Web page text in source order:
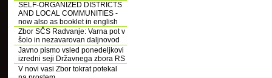
SELF-ORGANIZED DISTRICTS
AND LOCAL COMMUNITIES -
now also as booklet in english
Zbor SČS Radvanje: Varna pot v
šolo in nezavarovan daljnovod
Javno pismo vsled ponedeljkovi
izredni seji Državnega zbora RS
V novi vasi Zbor tokrat potekal